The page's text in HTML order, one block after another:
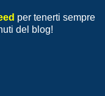
per tenerti sempre
del blog!